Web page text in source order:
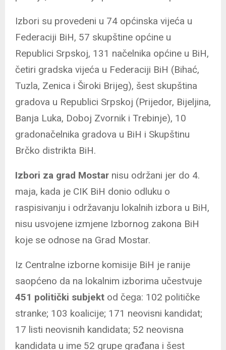
Izbori su provedeni u 74 općinska vijeća u
Federaciji BiH, 57 skupštine općine u
Republici Srpskoj, 131 načelnika općine u BiH,
četiri gradska vijeća u Federaciji BiH (Bihać,
Tuzla, Zenica i Široki Brijeg), šest skupština
gradova u Republici Srpskoj (Prijedor, Bijeljina,
Banja Luka, Doboj Zvornik i Trebinje), 10
gradonačelnika gradova u BiH i Skupštinu
Brčko distrikta BiH.
Izbori za grad Mostar nisu održani jer do 4.
maja, kada je CIK BiH donio odluku o
raspisivanju i održavanju lokalnih izbora u BiH,
nisu usvojene izmjene Izbornog zakona BiH
koje se odnose na Grad Mostar.
Iz Centralne izborne komisije BiH je ranije
saopćeno da na lokalnim izborima učestvuje
451 politički subjekt od čega: 102 političke
stranke; 103 koalicije; 171 neovisni kandidat;
17 listi neovisnih kandidata; 52 neovisna
kandidata u ime 52 grupe građana i šest